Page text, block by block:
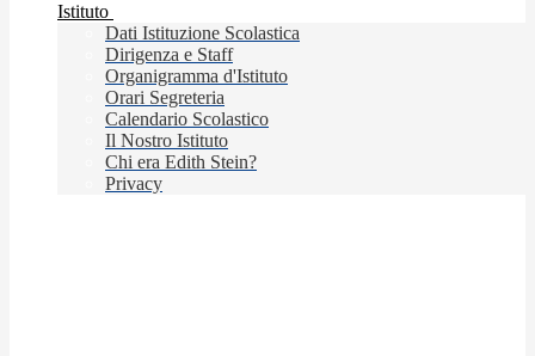
Istituto
Dati Istituzione Scolastica
Dirigenza e Staff
Organigramma d'Istituto
Orari Segreteria
Calendario Scolastico
Il Nostro Istituto
Chi era Edith Stein?
Privacy